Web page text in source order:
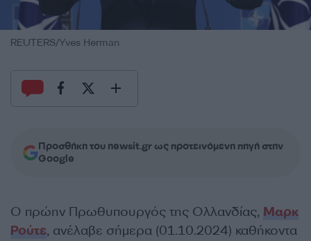
REUTERS/Yves Herman
Προσθήκη του newsit.gr ως προτεινόμενη πηγή στην
Google
Ο πρώην Πρωθυπουργός της Ολλανδίας, Μαρκ
Ρούτε, ανέλαβε σήμερα (01.10.2024) καθήκοντα